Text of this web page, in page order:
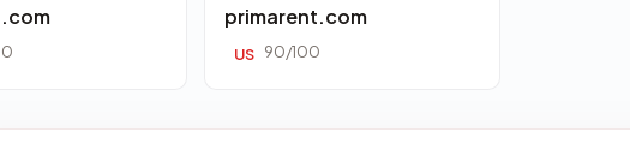
primarent.com
US 90/100